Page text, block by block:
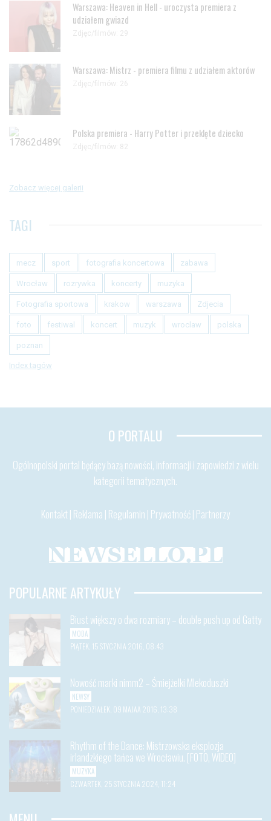
Warszawa: Heaven in Hell - uroczysta premiera z
udziałem gwiazd
Zdjęc/filmów: 29
Warszawa: Mistrz - premiera filmu z udziałem aktorów
Zdjęc/filmów: 26
Polska premiera - Harry Potter i przeklęte dziecko
Zdjęc/filmów: 82
Zobacz więcej galerii
TAGI
mecz sport fotografia koncertowa zabawa
Wrocław rozrywka koncerty muzyka
Fotografia sportowa krakow warszawa Zdjecia
foto festiwal koncert muzyk wroclaw polska
poznan
Index tagów
O PORTALU
Ogólnopolski portal będący bazą nowości, informacji i zapowiedzi z wielu
kategorii tematycznych.
Kontakt | Reklama | Regulamin | Prywatność| Partnerzy
POPULARNE ARTYKUŁY
Biust większy o dwa rozmiary – double push up od Gatty
MODA
PIĄTEK, 15 STYCZNIA 2016, 08:43
Nowość marki nimm2 – Śmiejżelki Mlekoduszki
NEWSY
PONIEDZIAŁEK, 09 MAJAA 2016, 13:38
Rhythm of the Dance: Mistrzowska eksplozja
irlandzkiego tańca we Wrocławiu. [FOTO, WIDEO]
MUZYKA
CZWARTEK, 25 STYCZNIA 2024, 11:24